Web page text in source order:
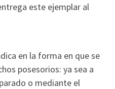
este ejemplar al
en la forma en que se
posesorios: ya sea a
o mediante el